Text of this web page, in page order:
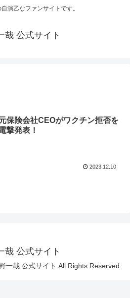
演乙なファンサイトです。
哉 公式サイト
保険会社CEOがワクチン拒否を
撃発表！
2023.12.10
哉 公式サイト
一哉 公式サイト All Rights Reserved.